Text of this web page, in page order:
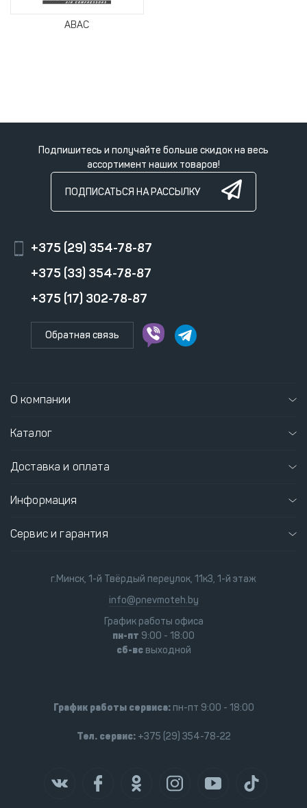
ABAC
Подпишитесь и получайте больше скидок на весь
ассортимент наших товаров!
ПОДПИСАТЬСЯ НА РАССЫЛКУ
+375 (29) 354-78-87
+375 (33) 354-78-87
+375 (17) 302-78-87
Обратная связь
О компании
Каталог
Доставка и оплата
Информация
Сервис и гарантия
г.Минск, 1-й Твёрдый переулок, 11к3, 1-й этаж
info@pnevmoteh.by
График работы офиса
пн-пт 9:00 - 18:00
сб-всвыходной
График работы сервиса:пн-пт 9:00 - 18:00
Тел. сервис:+375 (29) 354-78-22